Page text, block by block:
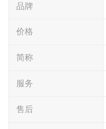
品牌
价格
简称
服务
售后